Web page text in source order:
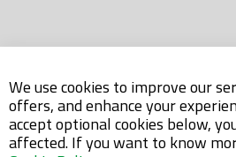
We use cookies to improve our
offers, and enhance your
accept optional cookies below,
affected. If you want to know